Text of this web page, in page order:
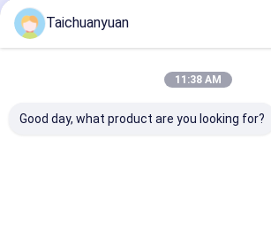
Empfohlene Produkte
Taichuanyuan
11:38 AM
Good day, what product are you looking for?